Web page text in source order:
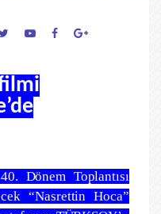
Dönem Toplantısı
“Nasrettin Hoca”